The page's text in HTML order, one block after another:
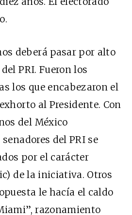
deberá pasar por alto
PRI. Fueron los
los que encabezaron el
al Presidente. Con
del México
del PRI se
por el carácter
de la iniciativa. Otros
le hacía el caldo
razonamiento